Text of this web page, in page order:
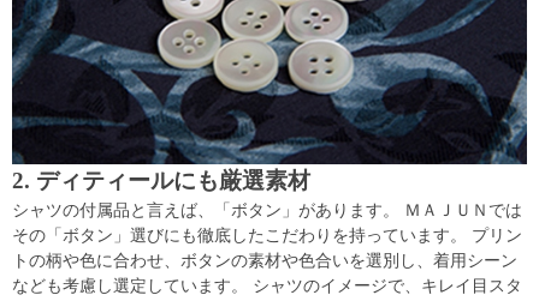
2. ディティールにも厳選素材
シャツの付属品と言えば、「ボタン」があります。 ＭＡＪＵＮでは
その「ボタン」選びにも徹底したこだわりを持っています。 プリン
トの柄や色に合わせ、ボタンの素材や色合いを選別し、着用シーン
なども考慮し選定しています。 シャツのイメージで、キレイ目スタ